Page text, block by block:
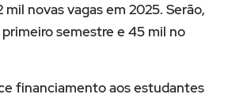
mil novas vagas em 2025. Serão,
semestre e 45 mil no
financiamento aos estudantes